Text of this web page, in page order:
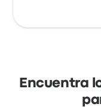
Encuentra